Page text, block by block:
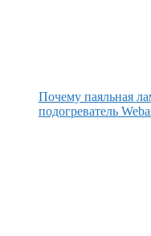
Почему паяльная
подогреватель